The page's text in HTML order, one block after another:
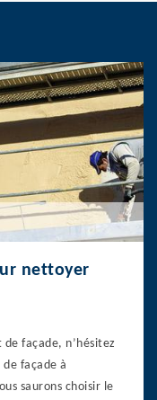
nettoyer
façade, n’hésitez
façade à
saurons choisir le